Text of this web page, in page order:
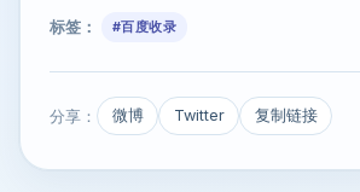
标签： #百度收录
分享： 微博 Twitter 复制链接